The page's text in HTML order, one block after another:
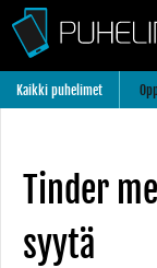
Kaikki puhelimet
Tinder
syytä